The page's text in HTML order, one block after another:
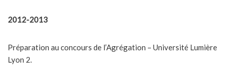
2012-2013
Préparation au concours de l’Agrégation – Université Lumière
Lyon 2.